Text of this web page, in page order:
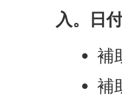
入。日
補
補